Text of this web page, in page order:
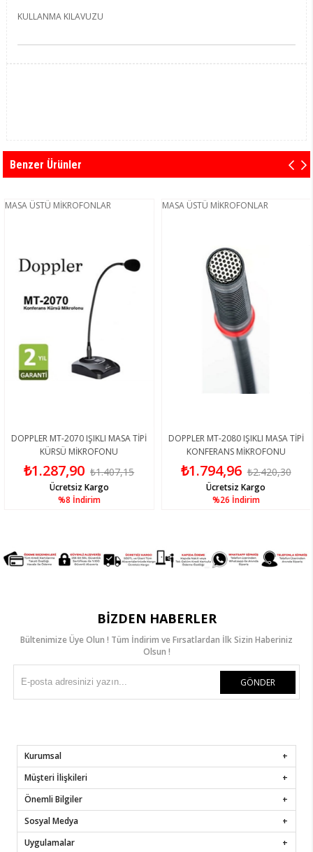
KULLANMA KILAVUZU
Benzer Ürünler
MASA ÜSTÜ MİKROFONLAR
DOPPLER MT-2070 IŞIKLI MASA TİPİ
KÜRSÜ MİKROFONU
₺1.287,90 ₺1.407,15
%8İndirim
Ücretsiz Kargo
MASA ÜSTÜ MİKROFONLAR
DOPPLER MT-2080 IŞIKLI MASA TİPİ
KONFERANS MİKROFONU
₺1.794,96 ₺2.420,30
%26İndirim
Ücretsiz Kargo
BIZDEN HABERLER
Bültenimize Üye Olun ! Tüm İndirim ve Fırsatlardan İlk Sizin Haberiniz
Olsun !
GÖNDER
Kurumsal
Müşteri İlişkileri
Önemli Bilgiler
Sosyal Medya
Uygulamalar